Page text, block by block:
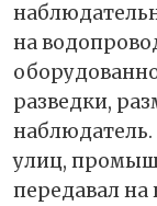
на
разведки,
улиц,
передавал